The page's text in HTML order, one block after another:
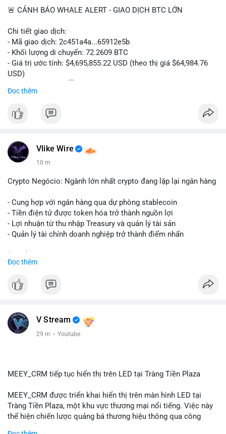
🚨 CẢNH BÁO WHALE ALERT - GIAO DỊCH BTC LỚN
Chi tiết giao dịch:
- Mã giao dịch: 2c451a4a...65912e5b
- Khối lượng di chuyển: 72.2609 BTC
- Giá trị ước tính: $4,695,855.22 USD (theo thị giá $64,984.76
USD)
- Thời gian: 15:20
Nhận định phân tích hành vi của Cá voi dựa trên giao dịch này:
Lượng BTC trị giá gần 4,7 triệu USD được dồn vào một giao
giao dịch, áp lực bán ngắn hạn có thể gia tăng, ảnh hưởng đến
tâm lý nhà đầu tư. Ngược lại, nếu dòng tiền đổ về ví lạnh, đây
vùng giá hiện tại thay vì thoát ra.
Lời khuyên ngắn gọn cho nhà đầu tư nhỏ lẻ: Theo dõi sát địa
chỉ nhận của giao dịch này trong 24-48 giờ tới. Đừng vội hành
động theo cảm xúc khi chỉ dựa vào một lệnh chuyển đơn lẻ;
hãy quan sát thêm các lệnh tiếp theo để xác nhận xu hướng
#72dot2609btc
Đọc thêm
Vlike Wire
10 m
Crypto Negócio: Ngành lớn nhất crypto đang lặp lại ngân hàng
- Cung hợp với ngân hàng qua dự phòng stablecoin
- Tiền điện tử được token hóa trở thành nguồn lợi
- Lợi nhuận từ thu nhập Treasury và quản lý tài sản
- Quản lý tài chính doanh nghiệp trở thành điểm nhấn
Đọc thêm
V Stream
29 m · Youtube
MEEY_CRM tiếp tục hiển thị trên LED tại Tràng Tiền Plaza
MEEY_CRM được triển khai hiển thị trên màn hình LED tại
Tràng Tiền Plaza, một khu vực thương mại nổi tiếng. Việc này
thể hiện chiến lược quảng bá thương hiệu thông qua công